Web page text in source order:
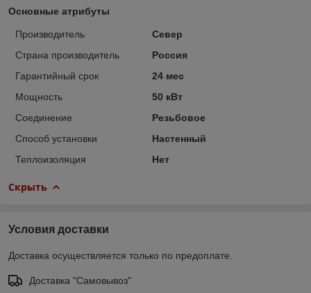
Основные атрибуты
Производитель
Север
Страна производитель
Россия
Гарантийный срок
24 мес
Мощность
50 кВт
Соединение
Резьбовое
Способ установки
Настенный
Теплоизоляция
Нет
Скрыть
Условия доставки
Доставка осуществляется только по предоплате.
Доставка "Самовывоз"